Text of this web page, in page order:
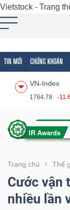
Vietstock - Trang
TIN MỚI CHỨNG KHOÁN
VN-Index
1764.78 -
Trang chủ Thế
Cước vận
nhiều lần
Tất cả Tính
Tính
(-)
VIETSTOCK
CHỨNG